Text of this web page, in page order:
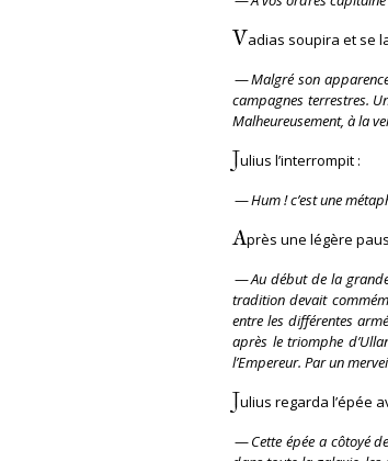
Vadias soupira et se
—Malgré son
campagnes terrestres.
Malheureusement, à la
Julius l’interrompit :
—Hum ! c’est une
Après une légère
—Au début de la
tradition devait
entre les différentes
après le triomphe
l’Empereur. Par un
Julius regarda l’épée
—Cette épée a côtoyé